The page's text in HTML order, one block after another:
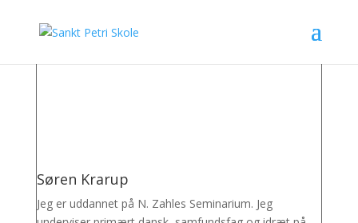
Søren Krarup
Jeg er uddannet på N. Zahles Seminarium. Jeg